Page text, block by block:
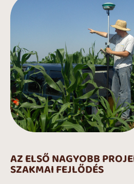
AZ ELSŐ NAGYOBB
SZAKMAI FEJLŐDÉS